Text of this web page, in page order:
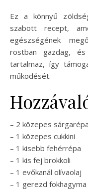
Ez a könnyű zöldségleves kifejezetten az epediétára
szabott recept,
egészségének
rostban gazdag, és
tartalmaz, így
működését.
– 2 közepes sárgarépa
– 1 közepes cukkini
– 1 kisebb fehérrépa
– 1 kis fej brokkoli
– 1 evőkanál olívaolaj
– 1 gerezd fokhagyma